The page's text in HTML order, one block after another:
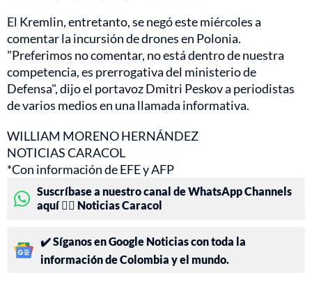
El Kremlin, entretanto, se negó este miércoles a
comentar la incursión de drones en Polonia.
"Preferimos no comentar, no está dentro de nuestra
competencia, es prerrogativa del ministerio de
Defensa", dijo el portavoz Dmitri Peskov a periodistas
de varios medios en una llamada informativa.
WILLIAM MORENO HERNÁNDEZ
NOTICIAS CARACOL
*Con información de EFE y AFP
Suscríbase a nuestro canal de WhatsApp Channels
aquí 👉🏻 Noticias Caracol
✔️ Síganos en Google Noticias con toda la
información de Colombia y el mundo.